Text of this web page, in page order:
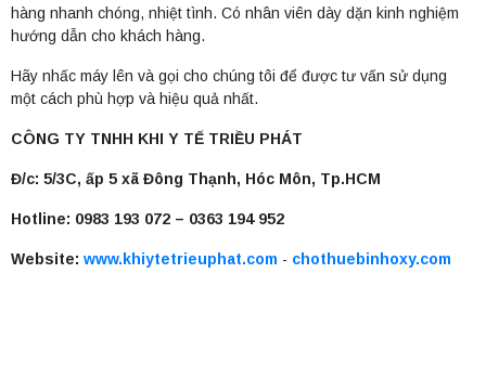
hàng nhanh chóng, nhiệt tình. Có nhân viên dày dặn kinh nghiệm
hướng dẫn cho khách hàng.
Hãy nhấc máy lên và gọi cho chúng tôi để được tư vấn sử dụng
một cách phù hợp và hiệu quả nhất.
CÔNG TY TNHH KHI Y TẾ TRIỀU PHÁT
Đ/c: 5/3C, ấp 5 xã Đông Thạnh, Hóc Môn, Tp.HCM
Hotline: 0983 193 072 – 0363 194 952
Website: www.khiytetrieuphat.com - chothuebinhoxy.com